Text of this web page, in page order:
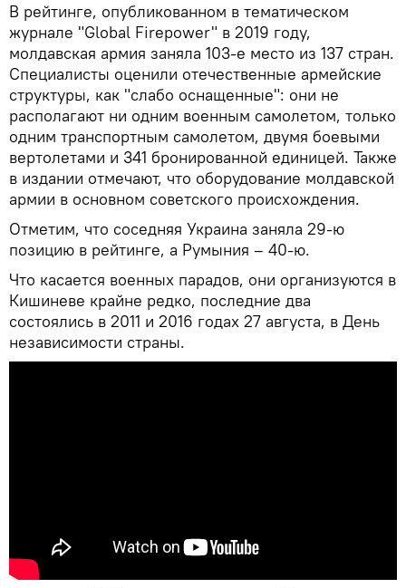
В рейтинге, опубликованном в тематическом
журнале "Global Firepower" в 2019 году,
молдавская армия заняла 103-е место из 137 стран.
Специалисты оценили отечественные армейские
структуры, как "слабо оснащенные": они не
располагают ни одним военным самолетом, только
одним транспортным самолетом, двумя боевыми
вертолетами и 341 бронированной единицей. Также
в издании отмечают, что оборудование молдавской
армии в основном советского происхождения.
Отметим, что соседняя Украина заняла 29-ю
позицию в рейтинге, а Румыния – 40-ю.
Что касается военных парадов, они организуются в
Кишиневе крайне редко, последние два
состоялись в 2011 и 2016 годах 27 августа, в День
независимости страны.